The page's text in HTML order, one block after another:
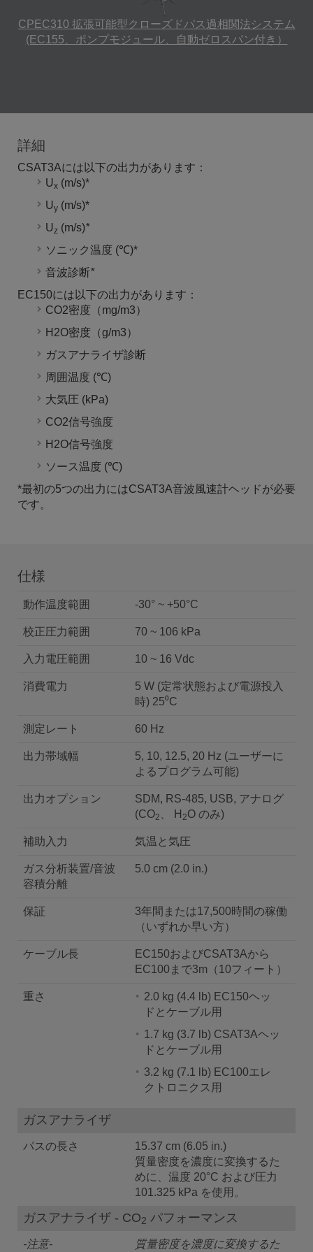
CPEC310 拡張可能型クローズドパス過相関法システム
(EC155、ポンプモジュール、自動ゼロスパン付き）
詳細
CSAT3Aには以下の出力があります：
Ux (m/s)*
Uy (m/s)*
Uz (m/s)*
ソニック温度 (℃)*
音波診断*
EC150には以下の出力があります：
CO2密度（mg/m3）
H2O密度（g/m3）
ガスアナライザ診断
周囲温度 (℃)
大気圧 (kPa)
CO2信号強度
H2O信号強度
ソース温度 (℃)
*最初の5つの出力にはCSAT3A音波風速計ヘッドが必要
です。
仕様
動作温度範囲 -30° ~ +50°C
校正圧力範囲 70 ~ 106 kPa
入力電圧範囲 10 ~ 16 Vdc
消費電力
5 W (定常状態および電源投入
時) 25⁰C
測定レート 60 Hz
出力帯域幅
5, 10, 12.5, 20 Hz (ユーザーに
よるプログラム可能)
出力オプション
SDM, RS-485, USB, アナログ
(CO2 、 H 2O のみ)
補助入力 気温と気圧
ガス分析装置/音波
容積分離
5.0 cm (2.0 in.)
保証
3年間または17,500時間の稼働
（いずれか早い方）
ケーブル長
EC150およびCSAT3Aから
EC100まで3m（10フィート）
重さ
2.0 kg (4.4 lb) EC150ヘッ
ドとケーブル用
1.7 kg (3.7 lb) CSAT3Aヘッ
ドとケーブル用
3.2 kg (7.1 lb) EC100エレ
クトロニクス用
ガスアナライザ
パスの長さ
15.37 cm (6.05 in.)
質量密度を濃度に変換するた
めに、温度 20°C および圧力
101.325 kPa を使用。
ガスアナライザ - CO2 パフォーマンス
-注意-
質量密度を濃度に変換するた